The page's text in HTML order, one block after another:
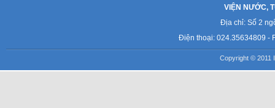
VIỆN NƯỚC,
Địa chỉ: Số 2
Điện thoại: 024.35634809 -
Copyright © 2011